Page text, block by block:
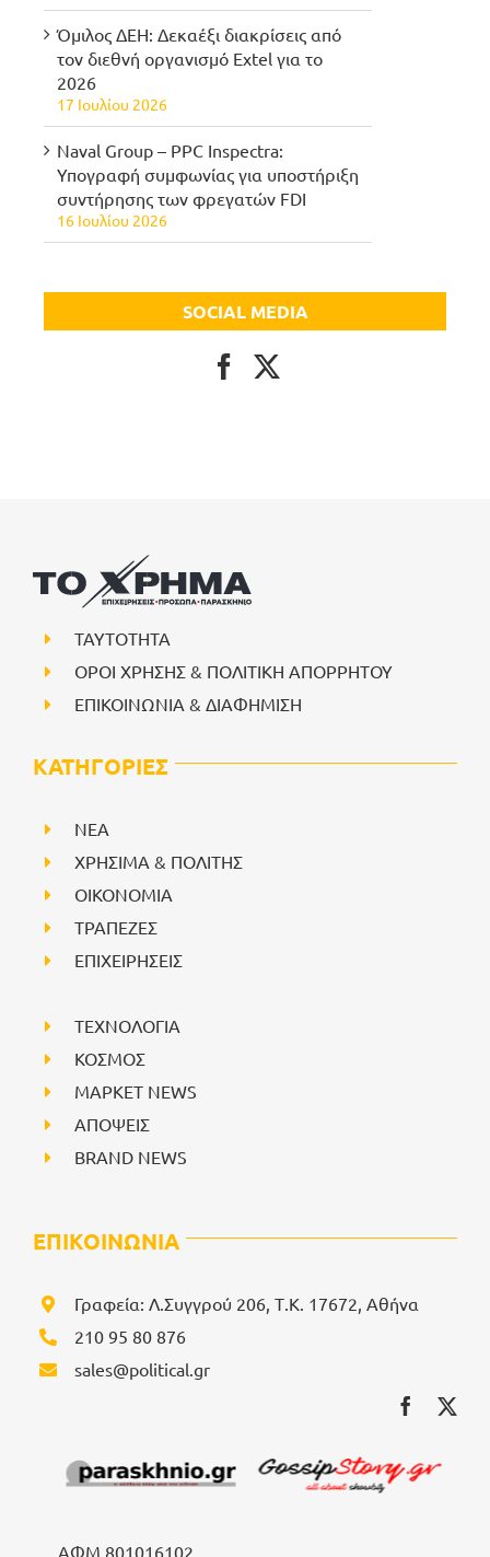
Όμιλος ΔΕΗ: Δεκαέξι διακρίσεις από
τον διεθνή οργανισμό Extel για το
2026
17 Ιουλίου 2026
Naval Group – PPC Inspectra:
Υπογραφή συμφωνίας για υποστήριξη
συντήρησης των φρεγατών FDI
16 Ιουλίου 2026
SOCIAL MEDIA
ΤΑΥΤΟΤΗΤΑ
ΟΡΟΙ ΧΡΗΣΗΣ & ΠΟΛΙΤΙΚΗ ΑΠΟΡΡΗΤΟΥ
ΕΠΙΚΟΙΝΩΝΙΑ & ΔΙΑΦΗΜΙΣΗ
ΚΑΤΗΓΟΡΙΕΣ
NEA
ΧΡΗΣΙΜΑ & ΠΟΛΙΤΗΣ
ΟΙΚΟΝΟΜΙΑ
ΤΡΑΠΕΖΕΣ
ΕΠΙΧΕΙΡΗΣΕΙΣ
ΤΕΧΝΟΛΟΓΙΑ
ΚΟΣΜΟΣ
ΜΑΡΚΕΤ NEWS
ΑΠΟΨΕΙΣ
BRAND NEWS
ΕΠΙΚΟΙΝΩΝΙΑ
Γραφεία: Λ.Συγγρού 206, Τ.Κ. 17672, Αθήνα
210 95 80 876
sales@political.gr
ΑΦΜ 801016102